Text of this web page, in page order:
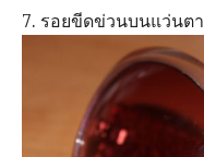
7. รอยขีดข่วนบนแว่นตา